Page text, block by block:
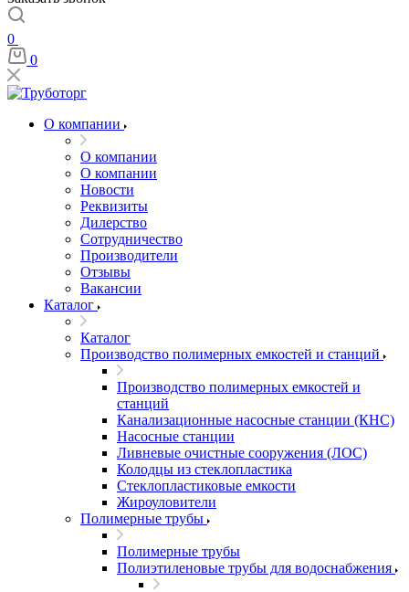
0
0
О компании
О компании
О компании
Новости
Реквизиты
Дилерство
Сотрудничество
Производители
Отзывы
Вакансии
Каталог
Каталог
Производство полимерных емкостей и станций
Производство полимерных емкостей и
станций
Канализационные насосные станции (КНС)
Насосные станции
Ливневые очистные сооружения (ЛОС)
Колодцы из стеклопластика
Стеклопластиковые емкости
Жироуловители
Полимерные трубы
Полимерные трубы
Полиэтиленовые трубы для водоснабжения